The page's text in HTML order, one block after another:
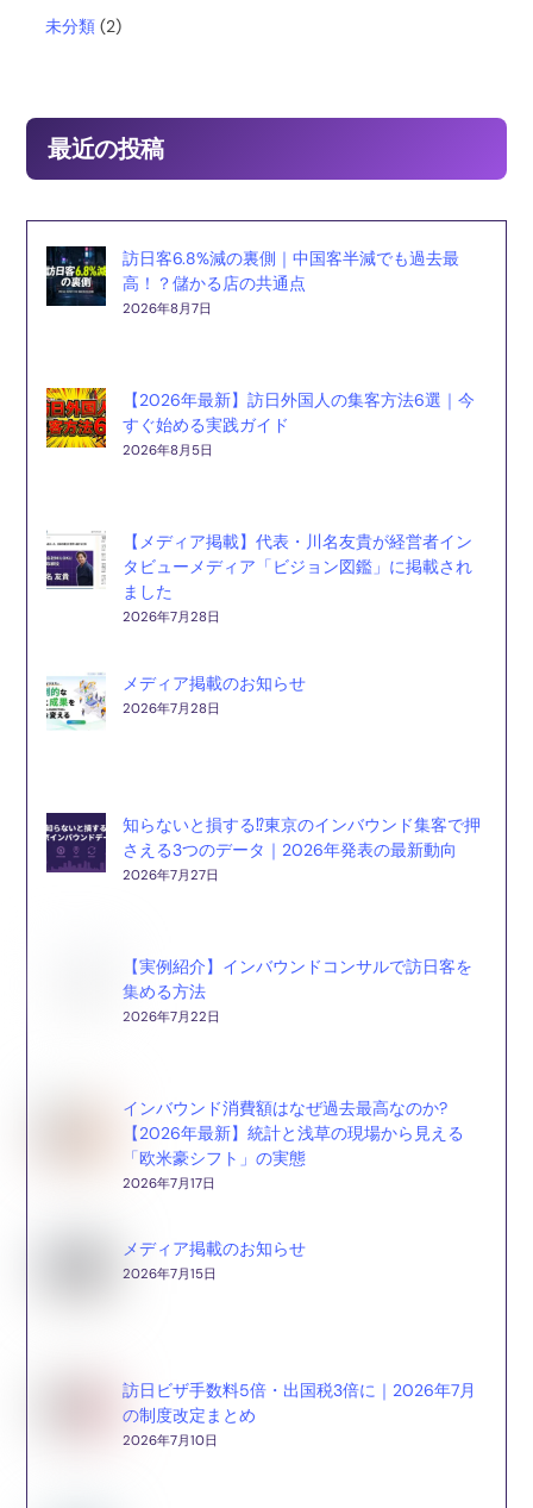
未分類 (2)
最近の投稿
訪日客6.8%減の裏側｜中国客半減でも過去最
高！？儲かる店の共通点
2026年8月7日
【2026年最新】訪日外国人の集客方法6選｜今
すぐ始める実践ガイド
2026年8月5日
【メディア掲載】代表・川名友貴が経営者イン
タビューメディア「ビジョン図鑑」に掲載され
ました
2026年7月28日
メディア掲載のお知らせ
2026年7月28日
知らないと損する⁉東京のインバウンド集客で押
さえる3つのデータ｜2026年発表の最新動向
2026年7月27日
【実例紹介】インバウンドコンサルで訪日客を
集める方法
2026年7月22日
インバウンド消費額はなぜ過去最高なのか?
【2026年最新】統計と浅草の現場から見える
「欧米豪シフト」の実態
2026年7月17日
メディア掲載のお知らせ
2026年7月15日
訪日ビザ手数料5倍・出国税3倍に｜2026年7月
の制度改定まとめ
2026年7月10日